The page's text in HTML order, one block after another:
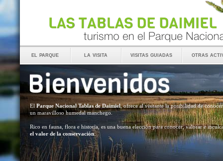
el parque la visita visitas guiadas otras
El Parque Nacional Tablas de Daimiel, ofrece al visitante la posibilidad de conocer
un maravilloso humedal manchego.
Rico en fauna, flora e historia, es una buena elección para conocer, valorar e
el valor de la conservación.